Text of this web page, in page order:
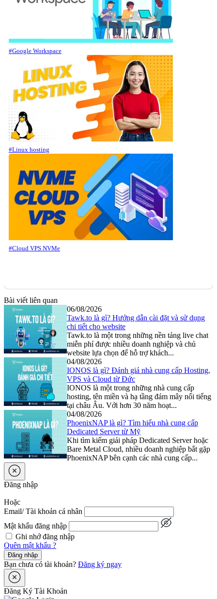
#Google Workspace
#Linux hosting
#Cloud VPS NVMe
Bài viết liên quan
06/08/2026
Tawk.to là gì? Hướng dẫn cài đặt và sử dụng
chi tiết cho website
Tawk.to là một trong những nền tảng live chat
miễn phí được nhiều doanh nghiệp và chủ
website lựa chọn để hỗ trợ khách...
04/08/2026
IONOS là gì? Đánh giá nhà cung cấp Hosting,
VPS và Cloud từ Đức
IONOS là một trong những nhà cung cấp
hosting, tên miền và hạ tầng đám mây nổi tiếng
tại châu Âu. Với hơn 30 năm hoạt...
04/08/2026
PhoenixNAP là gì? Tìm hiểu nhà cung cấp
Dedicated Server từ Mỹ
Khi tìm kiếm giải pháp Dedicated Server hoặc
Bare Metal Cloud, nhiều doanh nghiệp bắt gặp
PhoenixNAP bên cạnh các nhà cung cấp...
Đăng nhập
Hoặc
Email/ Tài khoản cá nhân
Mật khẩu đăng nhập
Ghi nhớ đăng nhập
Quên mật khẩu ?
Đăng nhập
Bạn chưa có tài khoản? Đăng ký ngay
Đăng Ký Tài Khoản